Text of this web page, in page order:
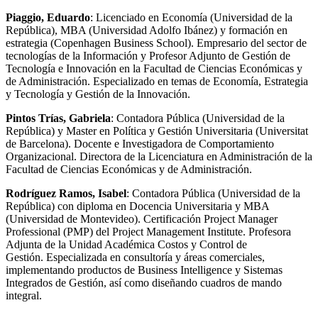
Piaggio, Eduardo: Licenciado en Economía (Universidad de la
República), MBA (Universidad Adolfo Ibánez) y formación en
estrategia (Copenhagen Business School). Empresario del sector de
tecnologías de la Información y Profesor Adjunto de Gestión de
Tecnología e Innovación en la Facultad de Ciencias Económicas y
de Administración. Especializado en temas de Economía, Estrategia
y Tecnología y Gestión de la Innovación.
Pintos Trías, Gabriela: Contadora Pública (Universidad de la
República) y Master en Política y Gestión Universitaria (Universitat
de Barcelona). Docente e Investigadora de Comportamiento
Organizacional. Directora de la Licenciatura en Administración de la
Facultad de Ciencias Económicas y de Administración.
Rodríguez Ramos, Isabel: Contadora Pública (Universidad de la
República) con diploma en Docencia Universitaria y MBA
(Universidad de Montevideo). Certificación Project Manager
Professional (PMP) del Project Management Institute. Profesora
Adjunta de la Unidad Académica Costos y Control de
Gestión. Especializada en consultoría y áreas comerciales,
implementando productos de Business Intelligence y Sistemas
Integrados de Gestión, así como diseñando cuadros de mando
integral.